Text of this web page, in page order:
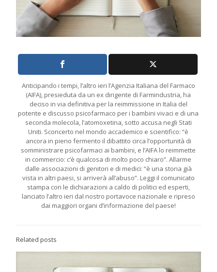
Anticipando i tempi, l’altro ieri l’Agenzia Italiana del Farmaco
(AIFA), presieduta da un ex dirigente di Farmindustria, ha
deciso in via definitiva per la reimmissione in Italia del
potente e discusso psicofarmaco per i bambini vivaci e di una
seconda molecola, l’atomoxetina, sotto accusa negli Stati
Uniti. Sconcerto nel mondo accademico e scientifico: “è
ancora in pieno fermento il dibattito circa l’opportunità di
somministrare psicofarmaci ai bambini, e l’AIFA lo reimmette
in commercio: c’è qualcosa di molto poco chiaro”. Allarme
dalle associazioni di genitori e di medici: “è una storia già
vista in altri paesi, si arriverà all’abuso”. Leggi il comunicato
stampa con le dichiarazioni a caldo di politici ed esperti,
lanciato l’altro ieri dal nostro portavoce nazionale e ripreso
dai maggiori organi d’informazione del paese!
Related posts